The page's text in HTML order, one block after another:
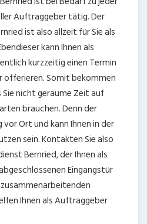
Auftraggeber tätig. Der
ist also allzeit für Sie als
kann Ihnen als
kurzzeitig einen Termin
offerieren. Somit bekommen
nicht geraume Zeit auf
brauchen. Denn der
Ort und kann Ihnen in der
sein. Kontakten Sie also
Bernried, der Ihnen als
Eingangstür
Ihnen als Auftraggeber